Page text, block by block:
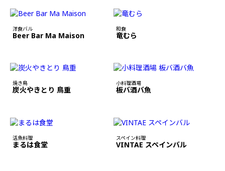
洋食バル
Beer Bar Ma Maison
和食
竜むら
焼き鳥
炭火やきとり 鳥重
小料理酒場
板バ酒バ魚
活魚料理
まるは食堂
スペイン料理
VINTAE スペインバル